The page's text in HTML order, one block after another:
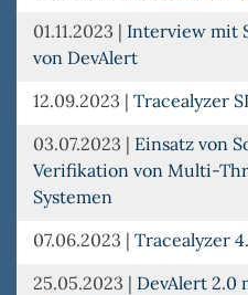
01.11.2023 | Interview mit
von DevAlert
12.09.2023 | Tracealyzer
03.07.2023 | Einsatz von
Verifikation von Multi-
Systemen
07.06.2023 | Tracealyzer
25.05.2023 | DevAlert 2.0